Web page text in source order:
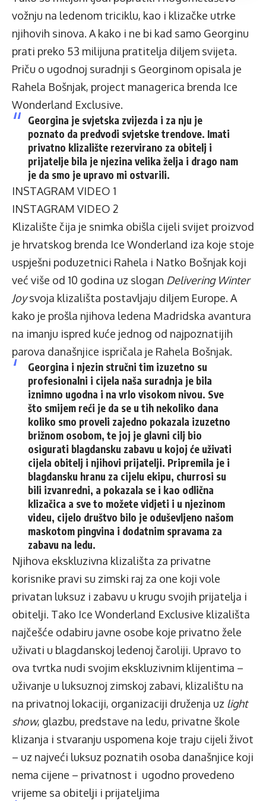
vožnju na ledenom triciklu, kao i klizačke utrke
njihovih sinova. A kako i ne bi kad samo Georginu
prati preko 53 milijuna pratitelja diljem svijeta.
Priču o ugodnoj suradnji s Georginom opisala je
Rahela Bošnjak, project managerica brenda Ice
Wonderland Exclusive.
Georgina je svjetska zvijezda i za nju je
poznato da predvodi svjetske trendove. Imati
privatno klizalište rezervirano za obitelj i
prijatelje bila je njezina velika želja i drago nam
je da smo je upravo mi ostvarili.
INSTAGRAM VIDEO 1
INSTAGRAM VIDEO 2
Klizalište čija je snimka obišla cijeli svijet proizvod
je hrvatskog brenda Ice Wonderland iza koje stoje
uspješni poduzetnici Rahela i Natko Bošnjak koji
već više od 10 godina uz slogan Delivering Winter
Joysvoja klizališta postavljaju diljem Europe. A
kako je prošla njihova ledena Madridska avantura
na imanju ispred kuće jednog od najpoznatijih
parova današnjice ispričala je Rahela Bošnjak.
Georgina i njezin stručni tim izuzetno su
profesionalni i cijela naša suradnja je bila
iznimno ugodna i na vrlo visokom nivou. Sve
što smijem reći je da se u tih nekoliko dana
koliko smo proveli zajedno pokazala izuzetno
brižnom osobom, te joj je glavni cilj bio
osigurati blagdansku zabavu u kojoj će uživati
cijela obitelj i njihovi prijatelji. Pripremila je i
blagdansku hranu za cijelu ekipu, churrosi su
bili izvanredni, a pokazala se i kao odlična
klizačica a sve to možete vidjeti i u njezinom
videu, cijelo društvo bilo je oduševljeno našom
maskotom pingvina i dodatnim spravama za
zabavu na ledu.
Njihova ekskluzivna klizališta za privatne
korisnike pravi su zimski raj za one koji vole
privatan luksuz i zabavu u krugu svojih prijatelja i
obitelji. Tako Ice Wonderland Exclusive klizališta
najčešće odabiru javne osobe koje privatno žele
uživati u blagdanskoj ledenoj čaroliji. Upravo to
ova tvrtka nudi svojim ekskluzivnim klijentima –
uživanje u luksuznoj zimskoj zabavi, klizalištu na
na privatnoj lokaciji, organizaciji druženja uz light
show, glazbu, predstave na ledu, privatne škole
klizanja i stvaranju uspomena koje traju cijeli život
– uz najveći luksuz poznatih osoba današnjice koji
nema cijene – privatnost i ugodno provedeno
vrijeme sa obitelji i prijateljima